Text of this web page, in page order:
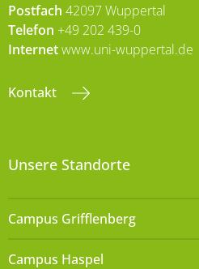
Postfach 42097 Wuppertal
Telefon +49 202 439-0
Internetwww.uni-wuppertal.de
Kontakt
Unsere Standorte
Campus Grifflenberg
Campus Haspel